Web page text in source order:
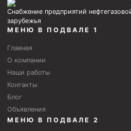
Циркуляционные системы и
приготовления и очистки
Технологическая оснастка
Патрубки цементировочные ПЦ
Краны шаровые КШЗ
скважин УЭЦС
Турбулизаторы типа ЦТ
Снабжение предприятий
зарубежья
МЕНЮ В ПОДВАЛЕ 1
Главная
О компании
Наши работы
Контакты
Блог
Объявления
МЕНЮ В ПОДВАЛЕ 2